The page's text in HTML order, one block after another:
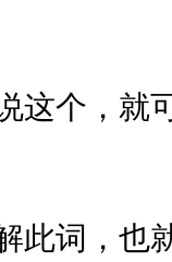
这个，就
此词，也